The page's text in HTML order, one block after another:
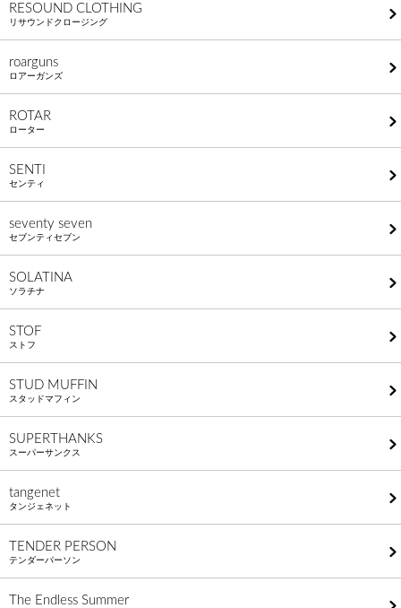
RESOUND CLOTHING
リサウンドクロージング
roarguns
ロアーガンズ
ROTAR
ローター
SENTI
センティ
seventy seven
セブンティセブン
SOLATINA
ソラチナ
STOF
ストフ
STUD MUFFIN
スタッドマフィン
SUPERTHANKS
スーパーサンクス
tangenet
タンジェネット
TENDER PERSON
テンダーパーソン
The Endless Summer